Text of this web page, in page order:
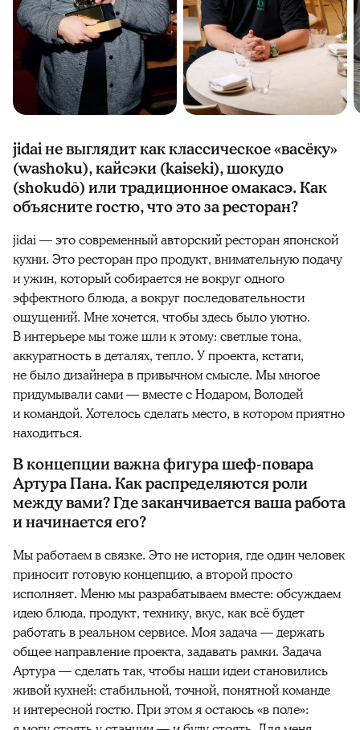
jidai не выглядит как классическое «васёку»
(washoku), кайсэки (kaiseki), шокудо
(shokudō) или традиционное омакасэ. Как
объясните гостю, что это за ресторан?
jidai — это современный авторский ресторан японской
кухни. Это ресторан про продукт, внимательную подачу
и ужин, который собирается не вокруг одного
эффектного блюда, а вокруг последовательности
ощущений. Мне хочется, чтобы здесь было уютно.
В интерьере мы тоже шли к этому: светлые тона,
аккуратность в деталях, тепло. У проекта, кстати,
не было дизайнера в привычном смысле. Мы многое
придумывали сами — вместе с Нодаром, Володей
и командой. Хотелось сделать место, в котором приятно
находиться.
В концепции важна фигура шеф-повара
Артура Пана. Как распределяются роли
между вами? Где заканчивается ваша работа
и начинается его?
Мы работаем в связке. Это не история, где один человек
приносит готовую концепцию, а второй просто
исполняет. Меню мы разрабатываем вместе: обсуждаем
идею блюда, продукт, технику, вкус, как всё будет
работать в реальном сервисе. Моя задача — держать
общее направление проекта, задавать рамки. Задача
Артура — сделать так, чтобы наши идеи становились
живой кухней: стабильной, точной, понятной команде
и интересной гостю. При этом я остаюсь «в поле»: